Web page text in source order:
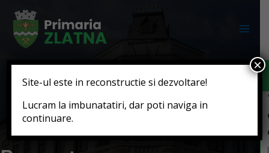
Site-ul este in reconstructie si dezvoltare!
Lucram la imbunatatiri, dar poti naviga in
continuare.
×